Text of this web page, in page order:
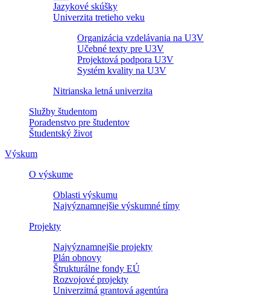
Jazykové skúšky
Univerzita tretieho veku
Organizácia vzdelávania na U3V
Učebné texty pre U3V
Projektová podpora U3V
Systém kvality na U3V
Nitrianska letná univerzita
Služby študentom
Poradenstvo pre študentov
Študentský život
Výskum
O výskume
Oblasti výskumu
Najvýznamnejšie výskumné tímy
Projekty
Najvýznamnejšie projekty
Plán obnovy
Štrukturálne fondy EÚ
Rozvojové projekty
Univerzitná grantová agentúra